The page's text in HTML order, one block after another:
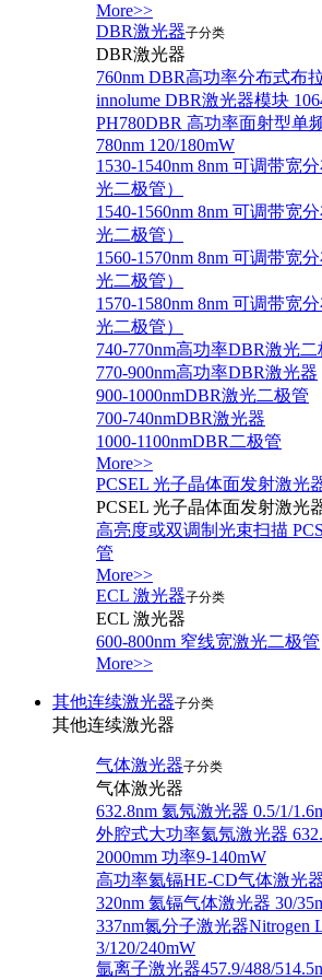
More>>
DBR激光器子分类
DBR激光器
760nm DBR高功率分布式布
innolume DBR激光器模块
PH780DBR 高功率面射型单
780nm 120/180mW
1530-1540nm 8nm 可调带宽
光二极管）
1540-1560nm 8nm 可调带宽
光二极管）
1560-1570nm 8nm 可调带宽
光二极管）
1570-1580nm 8nm 可调带宽
光二极管）
740-770nm高功率DBR激光二
770-900nm高功率DBR激光器
900-1000nmDBR激光二极管
700-740nmDBR激光器
1000-1100nmDBR二极管
More>>
PCSEL 光子晶体面发射激光
PCSEL 光子晶体面发射激光
高亮度或双调制光束扫描
管
More>>
ECL 激光器子分类
ECL 激光器
600-800nm 窄线宽激光二极管
More>>
其他连续激光器子分类
其他连续激光器
气体激光器子分类
气体激光器
632.8nm 氦氖激光器 0.5/1/
外腔式大功率氦氖激光器
2000mm 功率9-140mW
高功率氦镉HE-CD气体激光器
320nm 氦镉气体激光器 30/
337nm氮分子激光器Nitrogen
3/120/240mW
氩离子激光器457.9/488/